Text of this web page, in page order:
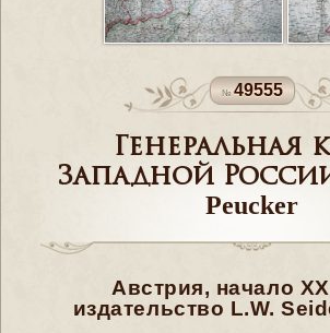
49555
Генеральная
Западной
Peucker
Австрия, начало
издательство L.W.